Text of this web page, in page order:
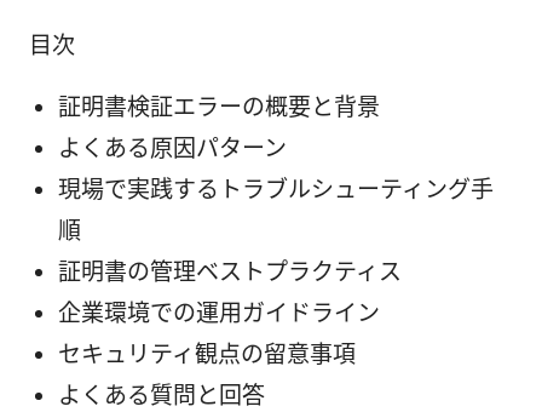
目次
証明書検証エラーの概要と背景
よくある原因パターン
現場で実践するトラブルシューティング手
順
証明書の管理ベストプラクティス
企業環境での運用ガイドライン
セキュリティ観点の留意事項
よくある質問と回答